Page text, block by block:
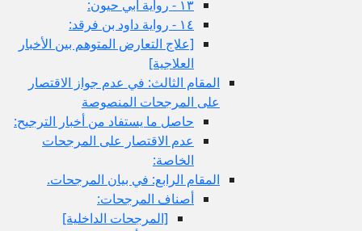
[علاج التعارض المتوهم بين الأخبار
العلاجية]
المقام الثالث: في عدم جواز الاقتصار
على المرجحات المنصوصة
حاصل ما يستفاد من أخبار الترجيح:
عدم الاقتصار على المرجحات
الخاصة:
المقام الرابع: في بيان المرجحات.
أصناف المرجحات:
[المرجحات الداخلية]